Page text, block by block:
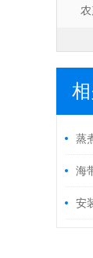
蒸
海
利器
安